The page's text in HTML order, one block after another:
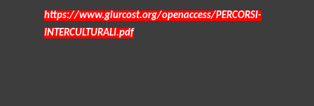
https://www.giurcost.org/openaccess/PERCORSI-
INTERCULTURALI.pdf